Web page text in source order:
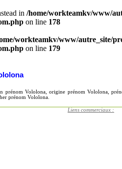
in /home/workteamkv/www/
on line 178
workteamkv/www/autre_site/
on line 179
prénom Vololona, origine prénom Vololona,
prénom Vololona.
Liens commerciaux :